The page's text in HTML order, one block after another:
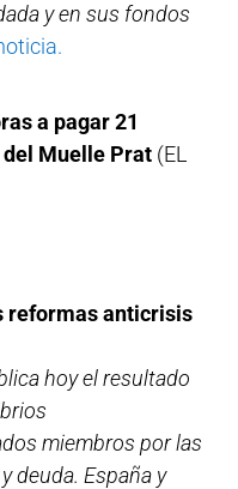
y en sus fondos
a pagar 21
Muelle Prat (EL
reformas anticrisis
hoy el resultado
miembros por las
deuda. España y